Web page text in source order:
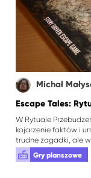
Michał
Escape Tales:
W Rytuale
kojarzenie faktów i
trudne zagadki, ale
Gry planszowe